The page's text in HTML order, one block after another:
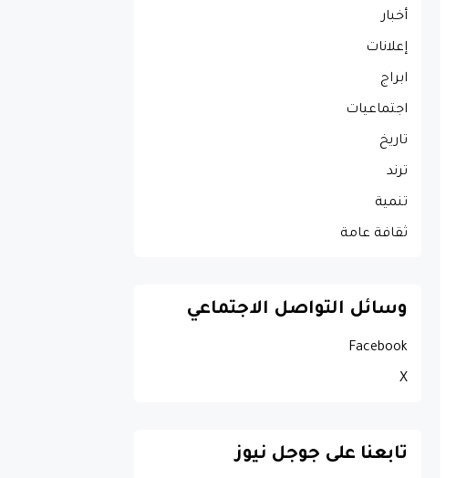
أخبار
إعلانات
ابراج
اجتماعيات
تاريخ
ترند
تنمية
ثقافة عامة
وسائل التواصل الاجتماعي
Facebook
X
تابعنا على جوجل نيوز